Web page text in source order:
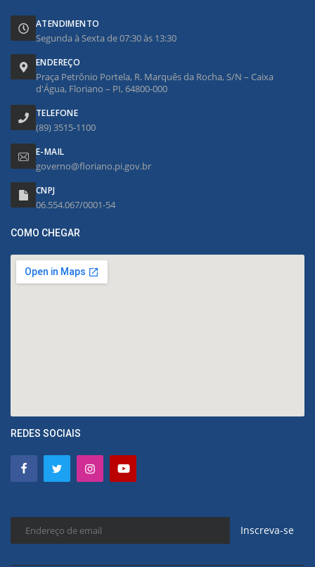
ATENDIMENTO
Segunda à Sexta de 07:30 às 13:30
ENDEREÇO
Praça Petrônio Portela, R. Marquês da Rocha, S/N – Caixa
d'Água, Floriano – PI, 64800-000
TELEFONE
(89) 3515-1100
E-MAIL
governo@floriano.pi.gov.br
CNPJ
06.554.067/0001-54
COMO CHEGAR
REDES SOCIAIS
Inscreva-se